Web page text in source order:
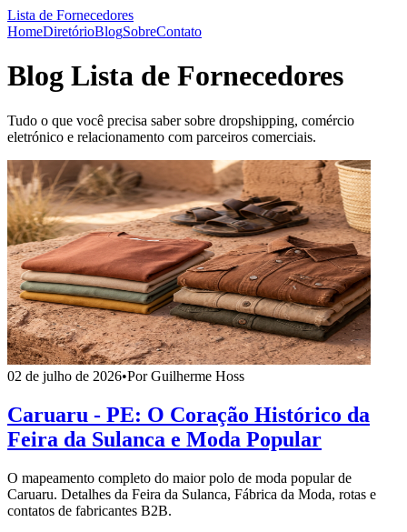
Lista de Fornecedores
HomeDiretórioBlogSobreContato
Blog Lista de Fornecedores
Tudo o que você precisa saber sobre dropshipping, comércio
eletrónico e relacionamento com parceiros comerciais.
02 de julho de 2026•Por Guilherme Hoss
Caruaru - PE: O Coração Histórico da
Feira da Sulanca e Moda Popular
O mapeamento completo do maior polo de moda popular de
Caruaru. Detalhes da Feira da Sulanca, Fábrica da Moda, rotas e
contatos de fabricantes B2B.